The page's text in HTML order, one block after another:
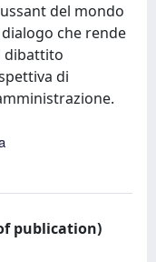
del mondo
che rende
dibattito
di
publication)